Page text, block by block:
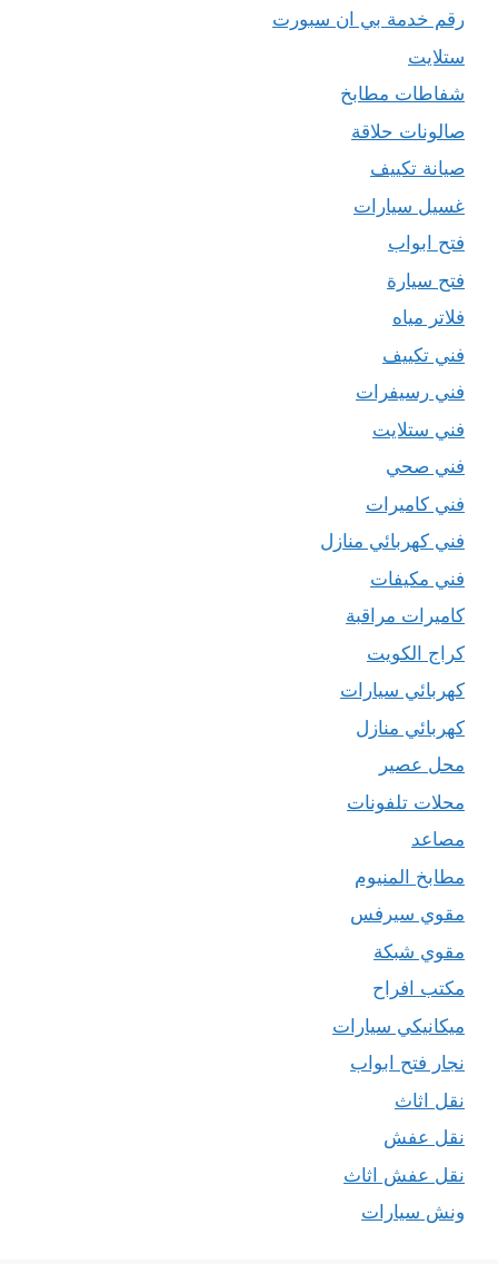
رقم خدمة بي ان سبورت
ستلايت
شفاطات مطابخ
صالونات حلاقة
صيانة تكييف
غسيل سيارات
فتح ابواب
فتح سيارة
فلاتر مياه
فني تكييف
فني رسيفرات
فني ستلايت
فني صحي
فني كاميرات
فني كهربائي منازل
فني مكيفات
كاميرات مراقبة
كراج الكويت
كهربائي سيارات
كهربائي منازل
محل عصير
محلات تلفونات
مصاعد
مطابخ المنيوم
مقوي سيرفس
مقوي شبكة
مكتب افراح
ميكانيكي سيارات
نجار فتح ابواب
نقل اثاث
نقل عفش
نقل عفش اثاث
ونش سيارات